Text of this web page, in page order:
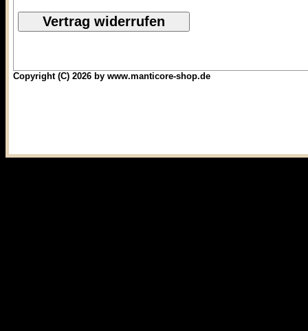
Copyright (C) 2026 by www.manticore-shop.de